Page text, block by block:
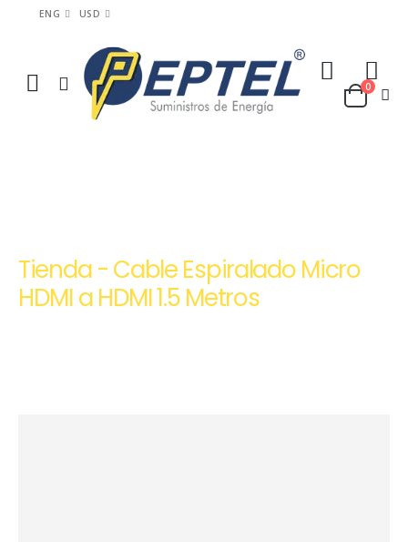
ENG USD
0
Tienda - Cable Espiralado Micro
HDMI a HDMI 1.5 Metros